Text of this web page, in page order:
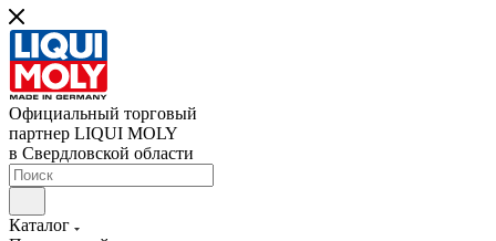
Официальный торговый
партнер LIQUI MOLY
в Свердловской области
Каталог